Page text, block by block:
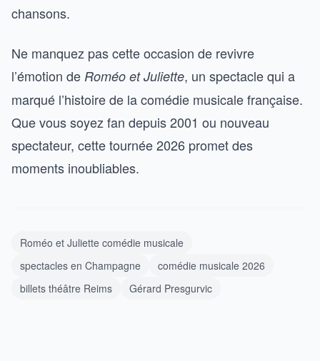
chansons.
Ne manquez pas cette occasion de revivre
l’émotion de Roméo et Juliette, un spectacle qui a
marqué l’histoire de la comédie musicale française.
Que vous soyez fan depuis 2001 ou nouveau
spectateur, cette tournée 2026 promet des
moments inoubliables.
Roméo et Juliette comédie musicale
spectacles en Champagne
comédie musicale 2026
billets théâtre Reims
Gérard Presgurvic